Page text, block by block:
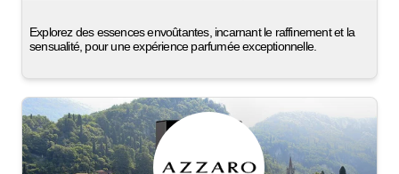
Explorez des essences envoûtantes, incarnant le raffinement et la
sensualité, pour une expérience parfumée exceptionnelle.